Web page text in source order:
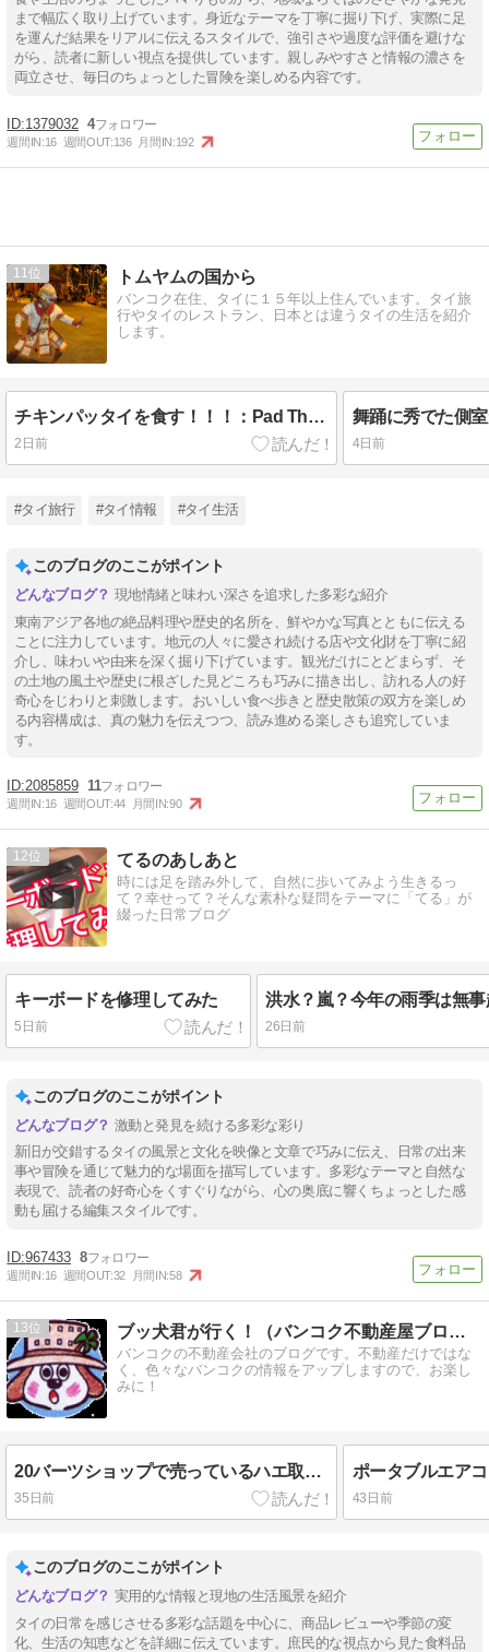
まで幅広く取り上げています。身近なテーマを丁寧に掘り下げ、実際に足
を運んだ結果をリアルに伝えるスタイルで、強引さや過度な評価を避けな
がら、読者に新しい視点を提供しています。親しみやすさと情報の濃さを
両立させ、毎日のちょっとした冒険を楽しめる内容です。
1379032 4
週間IN:16 週間OUT:136 月間IN:192
11 トムヤムの国から
バンコク在住、タイに１５年以上住んでいます。タイ旅
行やタイのレストラン、日本とは違うタイの生活を紹介
します。
チキンパッタイを食す！！！：Pad Thai & Tom Yum 2
2日前 4日前
#タイ旅行 #タイ情報 #タイ生活
このブログのここがポイント
現地情緒と味わい深さを追求した多彩な紹介
東南アジア各地の絶品料理や歴史的名所を、鮮やかな写真とともに伝える
ことに注力しています。地元の人々に愛され続ける店や文化財を丁寧に紹
介し、味わいや由来を深く掘り下げています。観光だけにとどまらず、そ
の土地の風土や歴史に根ざした見どころも巧みに描き出し、訪れる人の好
奇心をじわりと刺激します。おいしい食べ歩きと歴史散策の双方を楽しめ
る内容構成は、真の魅力を伝えつつ、読み進める楽しさも追究していま
す。
2085859 11
週間IN:16 週間OUT:44 月間IN:90
12 てるのあしあと
時には足を踏み外して、自然に歩いてみよう生きるっ
て？幸せって？そんな素朴な疑問をテーマに「てる」が
綴った日常ブログ
キーボードを修理してみた
5日前 26日前
このブログのここがポイント
激動と発見を続ける多彩な彩り
新旧が交錯するタイの風景と文化を映像と文章で巧みに伝え、日常の出来
事や冒険を通じて魅力的な場面を描写しています。多彩なテーマと自然な
表現で、読者の好奇心をくすぐりながら、心の奥底に響くちょっとした感
動も届ける編集スタイルです。
967433 8
週間IN:16 週間OUT:32 月間IN:58
13 ブッ犬君が行く！（バンコク不動産屋ブログ）
バンコクの不動産会社のブログです。不動産だけではな
く、色々なバンコクの情報をアップしますので、お楽し
みに！
20バーツショップで売っているハエ取り紙の効果
35日前 43日前
このブログのここがポイント
実用的な情報と現地の生活風景を紹介
タイの日常を感じさせる多彩な話題を中心に、商品レビューや季節の変
化、生活の知恵などを詳細に伝えています。庶民的な視点から見た食料品